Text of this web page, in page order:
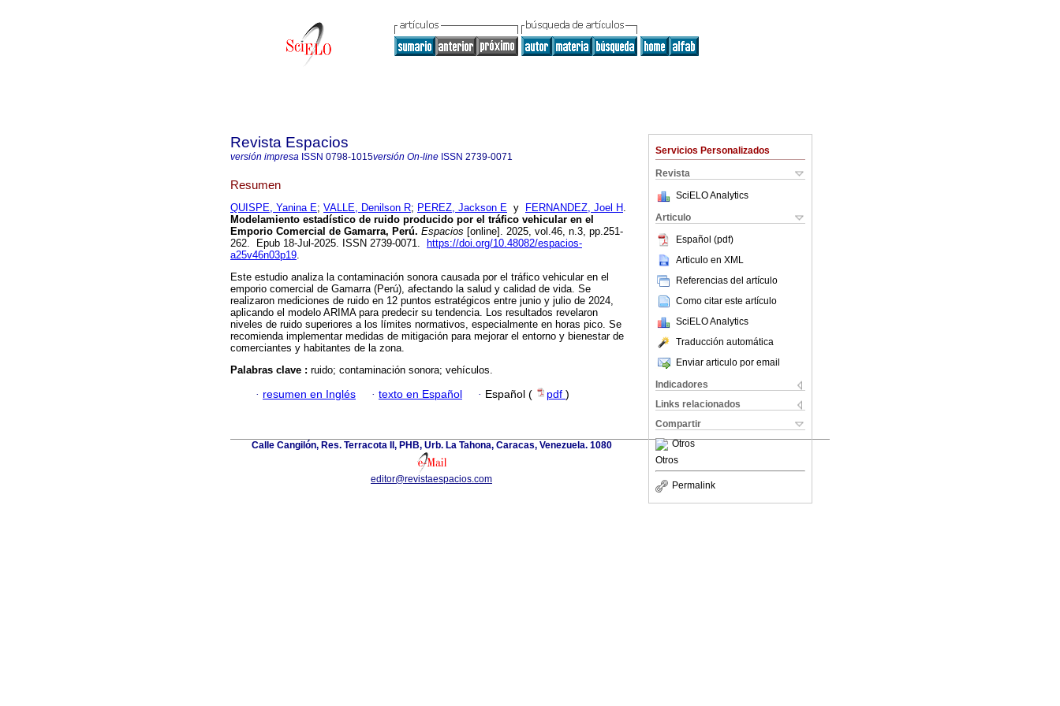
Servicios Personalizados
Revista
SciELO Analytics
Articulo
Español (pdf)
Articulo en XML
Referencias del artículo
Como citar este artículo
SciELO Analytics
Traducción automática
Enviar articulo por email
Indicadores
Links relacionados
Compartir
Otros
Otros
Permalink
Revista Espacios
versión impresa ISSN 0798-1015versión On-line ISSN 2739-0071
Resumen
QUISPE, Yanina E; VALLE, Denilson R; PEREZ, Jackson E y FERNANDEZ, Joel H.
Modelamiento estadístico de ruido producido por el tráfico vehicular en el
Emporio Comercial de Gamarra, Perú. Espacios [online]. 2025, vol.46, n.3, pp.251-
262. Epub 18-Jul-2025. ISSN 2739-0071.
https://doi.org/10.48082/espacios-
a25v46n03p19.
Este estudio analiza la contaminación sonora causada por el tráfico vehicular en el
emporio comercial de Gamarra (Perú), afectando la salud y calidad de vida. Se
realizaron mediciones de ruido en 12 puntos estratégicos entre junio y julio de 2024,
aplicando el modelo ARIMA para predecir su tendencia. Los resultados revelaron
niveles de ruido superiores a los límites normativos, especialmente en horas pico. Se
recomienda implementar medidas de mitigación para mejorar el entorno y bienestar de
comerciantes y habitantes de la zona.
Palabras clave : ruido; contaminación sonora; vehículos.
· resumen en Inglés · texto en Español · Español ( pdf )
Calle Cangilón, Res. Terracota II, PHB, Urb. La Tahona, Caracas, Venezuela. 1080
editor@revistaespacios.com